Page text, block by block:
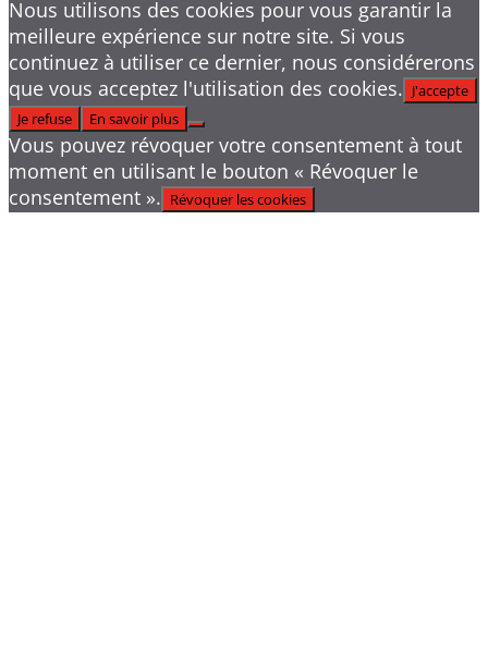
Nous utilisons des cookies pour vous garantir la
meilleure expérience sur notre site. Si vous
continuez à utiliser ce dernier, nous considérerons
que vous acceptez l'utilisation des cookies. J'accepte
Je refuse
En savoir plus
Vous pouvez révoquer votre consentement à tout
moment en utilisant le bouton « Révoquer le
consentement ». Révoquer les cookies